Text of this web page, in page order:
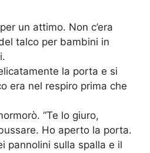
un attimo. Non c’era
talco per bambini in
la porta e si
era nel respiro prima che
“Te lo giuro,
Ho aperto la porta.
pannolini sulla spalla e il